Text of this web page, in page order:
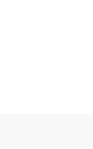
- Camisa (Pink) em